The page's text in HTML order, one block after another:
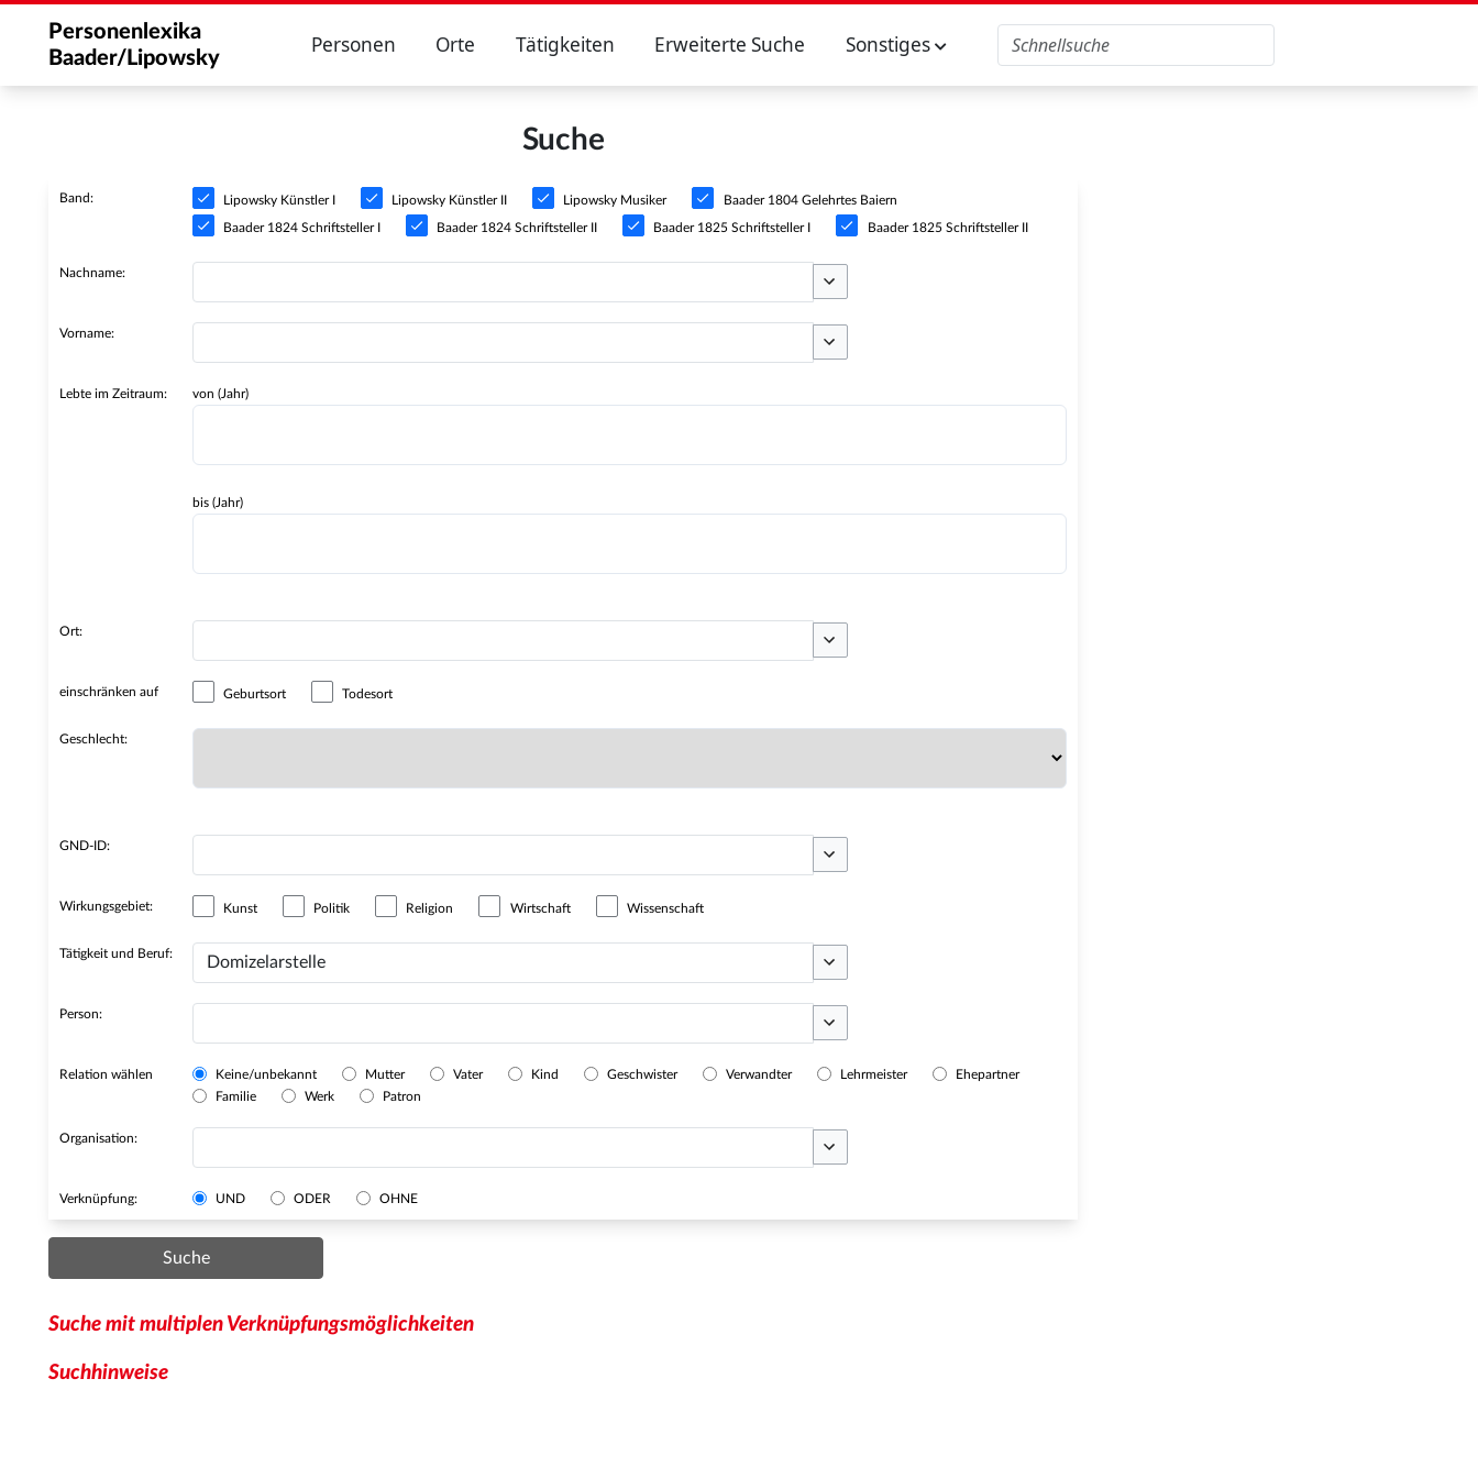
Personenlexika
Baader/Lipowsky
Personen Orte Tätigkeiten Erweiterte Suche Sonstiges
Suche
Band: Lipowsky Künstler I Lipowsky Künstler II Lipowsky Musiker Baader 1804 Gelehrtes Baiern
Baader 1824 Schriftsteller I Baader 1824 Schriftsteller II Baader 1825 Schriftsteller I Baader 1825 Schriftsteller II
Nachname:
Optionen umschalten
Vorname:
Optionen umschalten
Lebte im Zeitraum: von (Jahr)
bis (Jahr)
Ort:
Optionen umschalten
einschränken auf Geburtsort Todesort
Geschlecht:
GND-ID:
Optionen umschalten
Wirkungsgebiet: Kunst Politik Religion Wirtschaft Wissenschaft
Tätigkeit und Beruf:
Optionen umschalten
Person:
Optionen umschalten
Relation wählen Keine/unbekannt Mutter Vater Kind Geschwister Verwandter Lehrmeister
Ehepartner
Familie
Werk Patron
Organisation:
Optionen umschalten
Verknüpfung: UND ODER OHNE
Suche
Suche mit multiplen Verknüpfungsmöglichkeiten
Suchhinweise